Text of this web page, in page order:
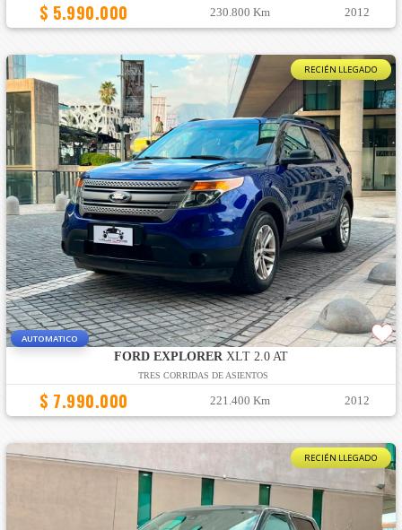
$ 5.990.000 230.800 Km 2012
RECIÉN LLEGADO
AUTOMATICO
FORD EXPLORERXLT 2.0 AT
TRES CORRIDAS DE ASIENTOS
$ 7.990.000 221.400 Km 2012
RECIÉN LLEGADO